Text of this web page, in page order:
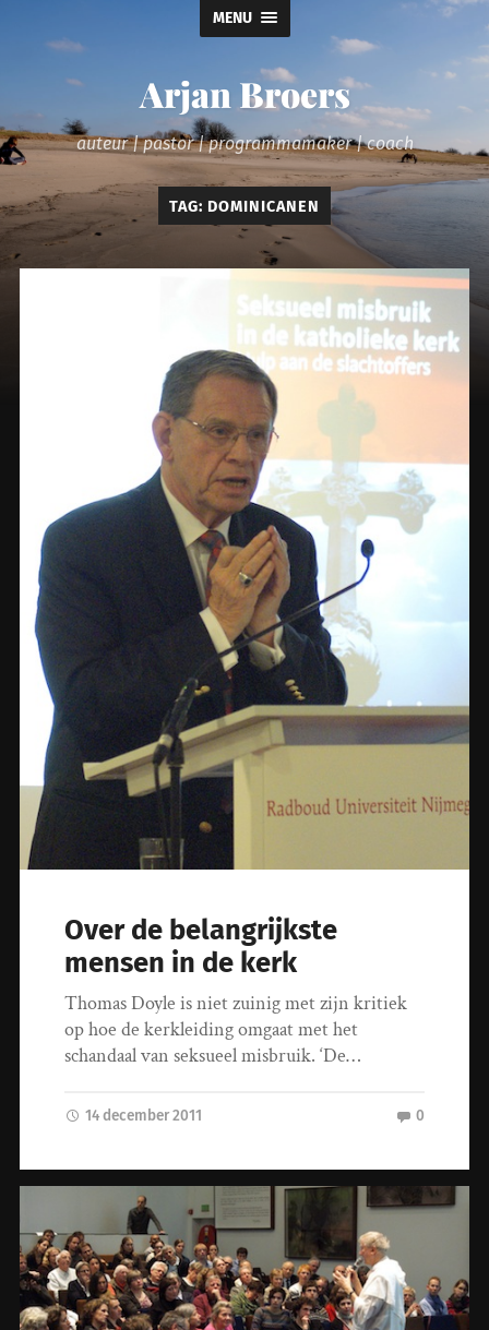
MENU
Arjan Broers
auteur | pastor | programmamaker | coach
TAG: DOMINICANEN
Over de belangrijkste
mensen in de kerk
Thomas Doyle is niet zuinig met zijn kritiek
op hoe de kerkleiding omgaat met het
schandaal van seksueel misbruik. ‘De…
14 december 2011 0